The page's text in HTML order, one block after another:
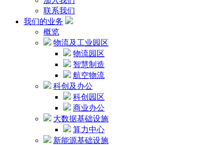
联系我们
我们的业务
概览
物流及工业园区
物流园区
智慧制造
航空物流
科创及办公
科创园区
商业办公
大数据基础设施
算力中心
新能源基础设施